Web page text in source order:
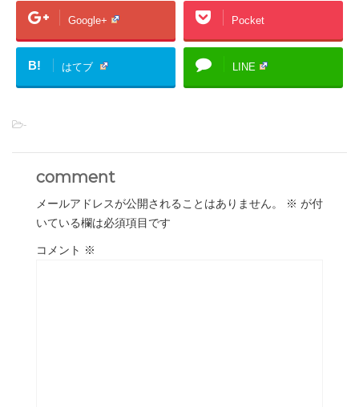
Google+ Pocket
B! はてブ LINE
-
comment
メールアドレスが公開されることはありません。 ※ が付
いている欄は必須項目です
コメント ※